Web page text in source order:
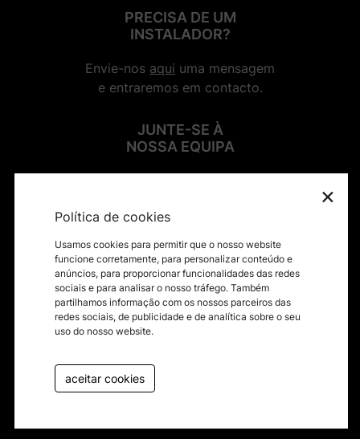
PRECISA DE UM
INSTALADOR?
Envie-nos aqui uma mensagem
e entraremos em contacto.
JUNTE-SE À
NOSSA EQUIPA
Contactos
Termos e condições
Política de privacidade
Livro de reclamações
×
Política de cookies
Usamos cookies para permitir que o nosso website
funcione corretamente, para personalizar conteúdo e
anúncios, para proporcionar funcionalidades das redes
sociais e para analisar o nosso tráfego. Também
partilhamos informação com os nossos parceiros das
redes sociais, de publicidade e de analítica sobre o seu
uso do nosso website.
aceitar cookies